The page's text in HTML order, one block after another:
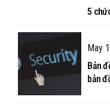
5
May
Bản
bản